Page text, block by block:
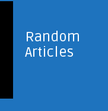
Random
Articles